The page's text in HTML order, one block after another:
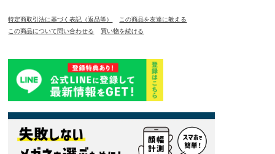
特定商取引法に基づく表記（返品等）
この商品を友達に教える
この商品について問い合わせる
買い物を続ける